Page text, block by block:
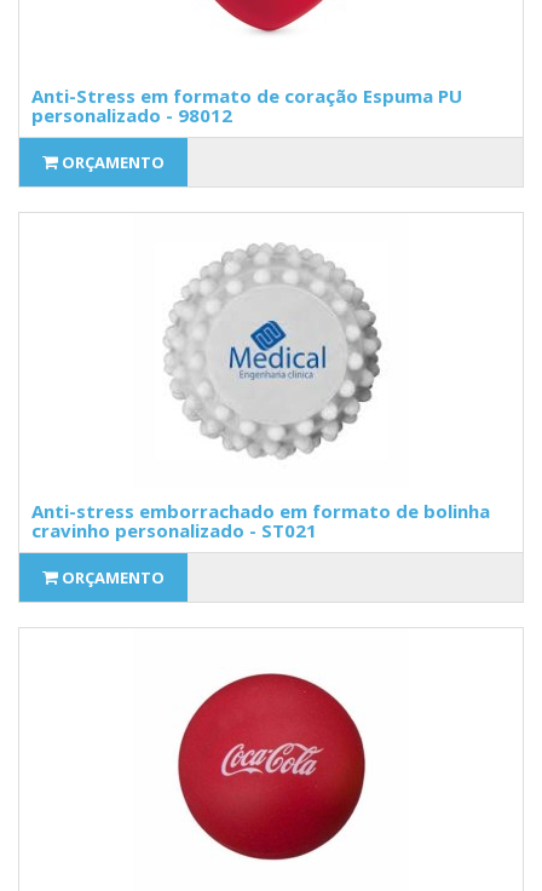
Anti-Stress em formato de coração Espuma PU
personalizado - 98012
ORÇAMENTO
Anti-stress emborrachado em formato de bolinha
cravinho personalizado - ST021
ORÇAMENTO